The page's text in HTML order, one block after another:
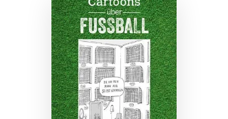
ZUM BUCH